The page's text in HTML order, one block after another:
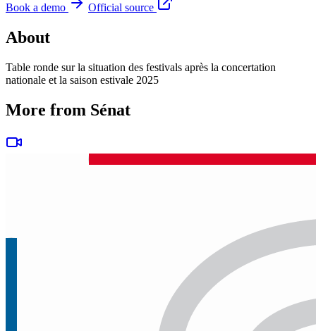
Book a demo
Official source
About
Table ronde sur la situation des festivals après la concertation
nationale et la saison estivale 2025
More from Sénat